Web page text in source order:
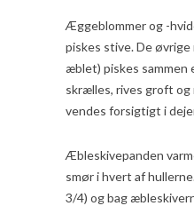
Æggeblommer og -
piskes stive. De
æblet) piskes sammen
skrælles, rives groft og
vendes forsigtigt i
Æbleskivepanden
smør i hvert af
3/4) og bag